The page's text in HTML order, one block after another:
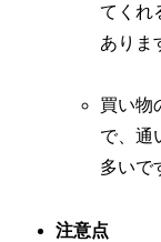
てくれ
ありま
買い物
で、通
多いで
注意点